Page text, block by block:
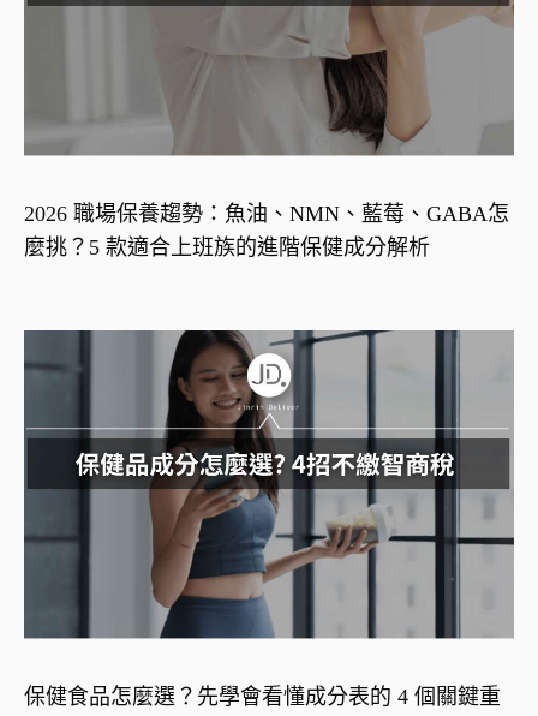
2026 職場保養趨勢：魚油、NMN、藍莓、GABA怎
麼挑？5 款適合上班族的進階保健成分解析
保健食品怎麼選？先學會看懂成分表的 4 個關鍵重